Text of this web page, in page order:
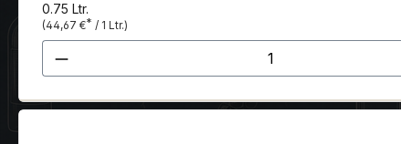
0.75 Ltr.
(44,67 €* / 1 Ltr.)
Produkt Anzahl: Gib den